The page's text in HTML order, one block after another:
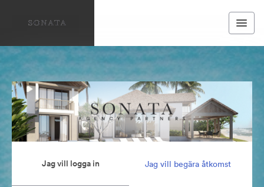
Jag vill logga in Jag vill begära åtkomst